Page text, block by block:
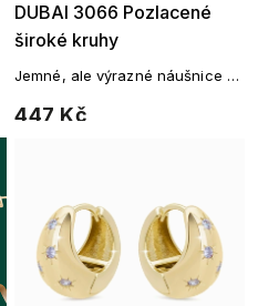
DUBAI 3066 Pozlacené
široké kruhy
447 Kč
Jemné, ale výrazné náušnice v
každodenní eleganci.